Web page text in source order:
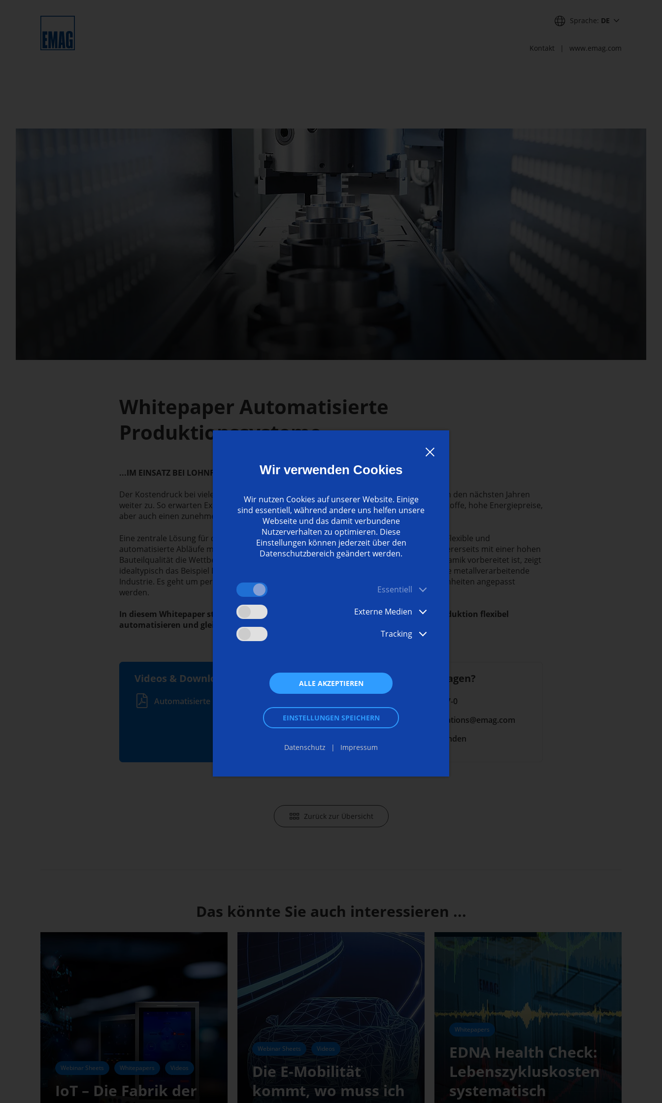
Sprache: DE
Kontakt www.emag.com
Whitepaper Automatisierte
Produktionssysteme
...IM EINSATZ BEI LOHNFERTIGERN
Der Kostendruck bei vielen Lohnfertigern und kleinen Fertigungsbetrieben nimmt auch in den nächsten Jahren
weiter zu. So erwarten Experten zum Beispiel ansteigende Kosten beim Einkauf der Rohstoffe, hohe Energiepreise,
aber auch einen zunehmenden Preisdruck von Seiten der OEMs.
Eine zentrale Lösung für diese Herausforderungen sehen viele in der Produktion selbst: Flexible und
automatisierte Abläufe müssen dafür sorgen, dass einerseits die Kosten sinken und andererseits mit einer hohen
Bauteilqualität die Wettbewerbsfähigkeit ansteigt. Dass der Maschinenbau auf diese Dynamik vorbereitet ist, zeigt
idealtypisch das Beispiel EMAG. Die Spezialisten verstehen sich als Lösungspartner für die metallverarbeitende
Industrie. Es geht um perfekte Produktionslösungen, die in jeder Hinsicht an die Gegebenheiten angepasst
werden.
In diesem Whitepaper stellen wir Ihnen verschiedene Lösungen vor, wie Sie Ihre Produktion flexibel
automatisieren und gleichzeitig Ihre Kosten senken können.
Videos & Downloads
Automatisierte Produktionssysteme
Sie haben Fragen?
+49 7162 17-0
communications@emag.com
Anfrage senden
Zurück zur Übersicht
Das könnte Sie auch interessieren ...
Webinar Sheets Whitepapers Videos
IoT – Die Fabrik der
Webinar Sheets Videos
Die E-Mobilität
kommt, wo muss ich
Whitepapers
EDNA Health Check:
Lebenszykluskosten
systematisch
Wir verwenden Cookies
Wir nutzen Cookies auf unserer Website. Einige
sind essentiell, während andere uns helfen unsere
Webseite und das damit verbundene
Nutzerverhalten zu optimieren. Diese
Einstellungen können jederzeit über den
Datenschutzbereich geändert werden.
Essentiell
Externe Medien
Tracking
ALLE AKZEPTIEREN
EINSTELLUNGEN SPEICHERN
Datenschutz Impressum